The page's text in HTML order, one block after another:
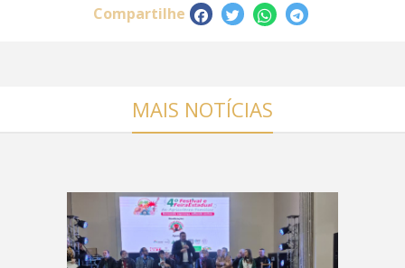
Compartilhe
MAIS NOTÍCIAS